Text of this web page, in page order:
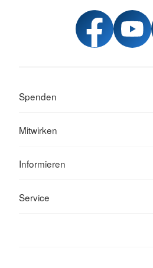
Spenden
Mitwirken
Informieren
Service